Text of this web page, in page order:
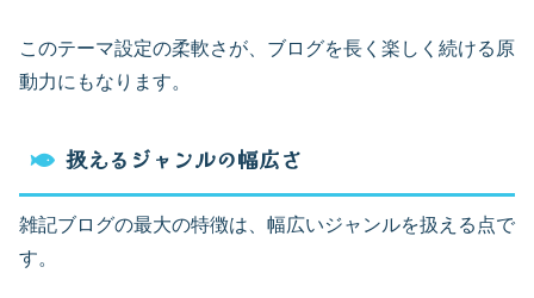
このテーマ設定の柔軟さが、ブログを長く楽しく続ける原
動力にもなります。
扱えるジャンルの幅広さ
雑記ブログの最大の特徴は、幅広いジャンルを扱える点で
す。